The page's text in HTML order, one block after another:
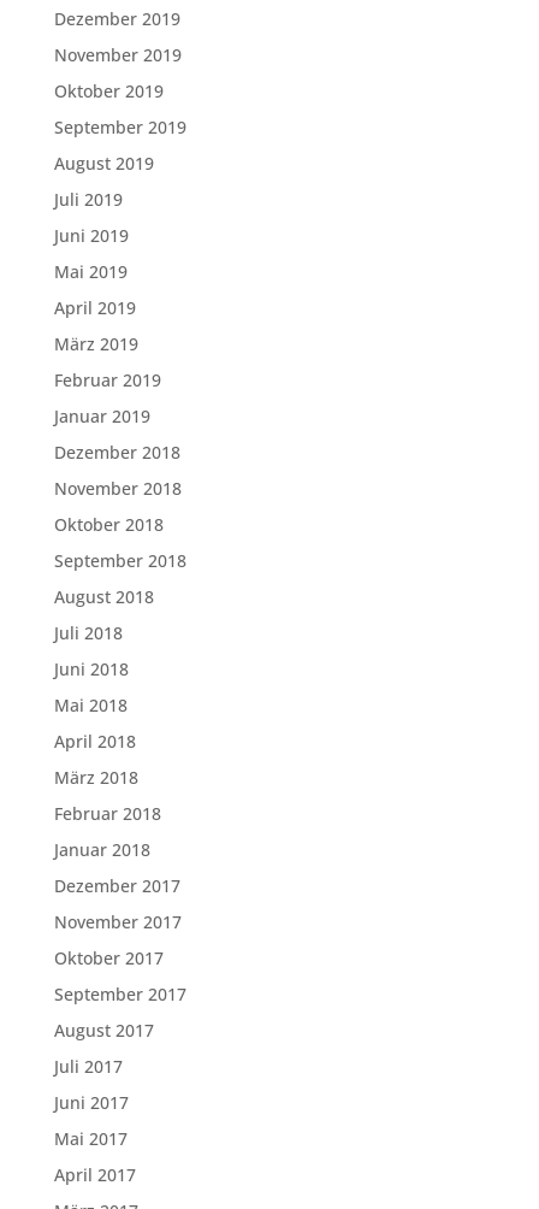
Dezember 2019
November 2019
Oktober 2019
September 2019
August 2019
Juli 2019
Juni 2019
Mai 2019
April 2019
März 2019
Februar 2019
Januar 2019
Dezember 2018
November 2018
Oktober 2018
September 2018
August 2018
Juli 2018
Juni 2018
Mai 2018
April 2018
März 2018
Februar 2018
Januar 2018
Dezember 2017
November 2017
Oktober 2017
September 2017
August 2017
Juli 2017
Juni 2017
Mai 2017
April 2017